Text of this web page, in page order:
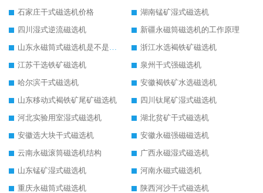
石家庄干式磁选机价格
湖南锰矿湿式磁选机
四川湿式逆流磁选机
新疆永磁筒磁选机的工作原理
山东永磁筒式磁选机是不是强磁
浙江水选褐铁矿磁选机
江苏干选铁矿磁选机
泉州干式强磁选机
哈尔滨干式磁选机
安徽褐铁矿水选磁选机
山东移动式褐铁矿尾矿磁选机
四川钛尾矿湿式磁选机
河北实验用室湿式磁选机
湖北贫矿干式磁选机
安徽选大块干式磁选机
安徽永磁强磁磁选机
云南永磁滚筒磁选机结构
广西永磁湿式磁选机
山东锰矿湿式磁选机
河南永磁式磁选机
重庆永磁筒式磁选机
陕西河沙干式磁选机